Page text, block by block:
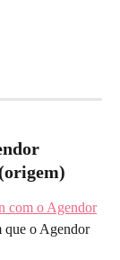
com o Agendor
que o Agendor